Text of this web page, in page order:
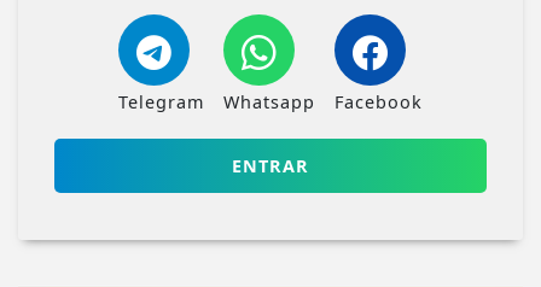
Telegram Whatsapp Facebook
ENTRAR